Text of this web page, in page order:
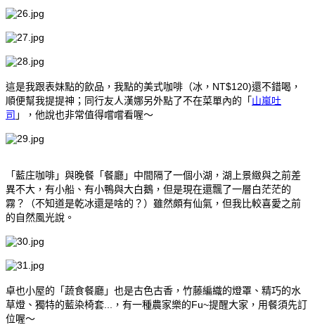
這是我跟表妹點的飲品，我點的美式咖啡（冰，NT$120)還不錯喝，
順便幫我提提神；同行友人漢娜另外點了不在菜單內的「 山嵐吐
司 」，他說也非常值得嚐嚐看喔～
「藍庄咖啡」與晚餐「餐廳」中間隔了一個小湖，湖上景緻與之前差
異不大，有小船、有小鴨與大白鵝，但是現在還飄了一層白茫茫的
霧？（不知道是乾冰還是啥的？）雖然頗有仙氣，但我比較喜愛之前
的自然風光說。
卓也小屋的「蔬食餐廳」也是古色古香，竹藤編織的燈罩、精巧的水
草燈、獨特的藍染椅套...，有一種農家樂的Fu~提醒大家，用餐須先訂
位喔～